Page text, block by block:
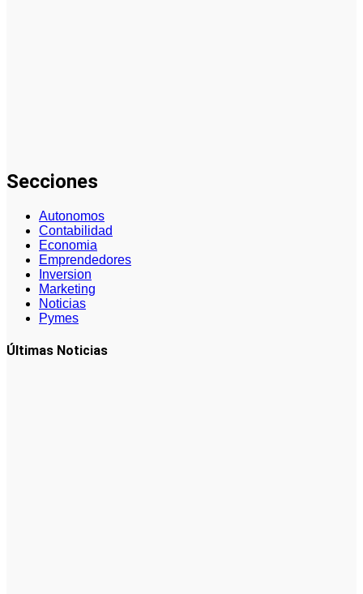
Secciones
Autonomos
Contabilidad
Economia
Emprendedores
Inversion
Marketing
Noticias
Pymes
Últimas Noticias